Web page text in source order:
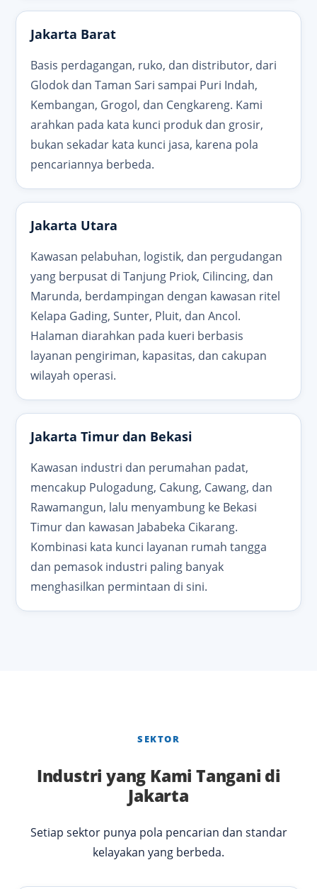
Jakarta Barat
Basis perdagangan, ruko, dan distributor, dari
Glodok dan Taman Sari sampai Puri Indah,
Kembangan, Grogol, dan Cengkareng. Kami
arahkan pada kata kunci produk dan grosir,
bukan sekadar kata kunci jasa, karena pola
pencariannya berbeda.
Jakarta Utara
Kawasan pelabuhan, logistik, dan pergudangan
yang berpusat di Tanjung Priok, Cilincing, dan
Marunda, berdampingan dengan kawasan ritel
Kelapa Gading, Sunter, Pluit, dan Ancol.
Halaman diarahkan pada kueri berbasis
layanan pengiriman, kapasitas, dan cakupan
wilayah operasi.
Jakarta Timur dan Bekasi
Kawasan industri dan perumahan padat,
mencakup Pulogadung, Cakung, Cawang, dan
Rawamangun, lalu menyambung ke Bekasi
Timur dan kawasan Jababeka Cikarang.
Kombinasi kata kunci layanan rumah tangga
dan pemasok industri paling banyak
menghasilkan permintaan di sini.
SEKTOR
Industri yang Kami Tangani di
Jakarta
Setiap sektor punya pola pencarian dan standar
kelayakan yang berbeda.